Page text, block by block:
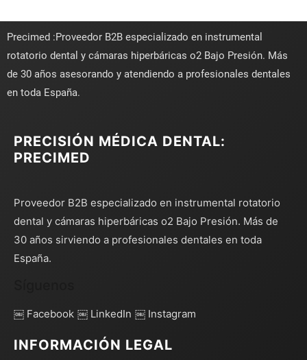
Precimed :Proveedor B2B especializado en instrumental
rotatorio dental y cámaras hiperbáricas o2 Bajo Presión. Más
de 30 años asesorando y atendiendo a profesionales dentales
en toda España.
PRECISIÓN MÉDICA DENTAL:
PRECIMED
Proveedor B2B especializado en instrumental rotatorio
dental y cámaras hiperbáricas o2 Bajo Presión. Más de
30 años sirviendo a profesionales dentales en toda
España.
￼ Facebook ￼ LinkedIn ￼ Instagram
INFORMACIÓN LEGAL